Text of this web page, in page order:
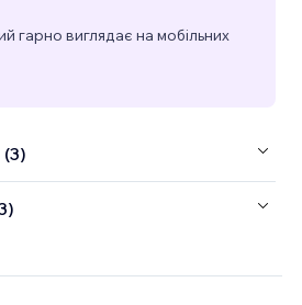
гарно виглядає на мобільних
(3)